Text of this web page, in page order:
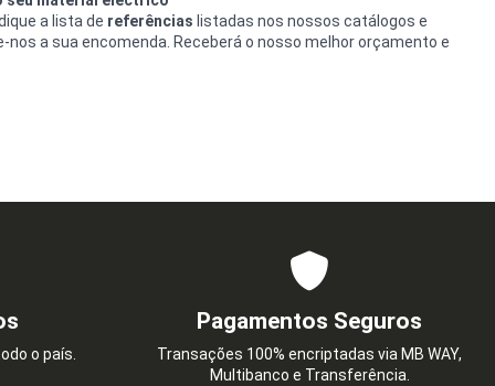
a lista de referências listadas nos nossos catálogos e
nos a sua encomenda. Receberá o nosso melhor orçamento e
o país.
Pagamentos Seguros
Transações 100% encriptadas via MB WAY,
Multibanco e Transferência.